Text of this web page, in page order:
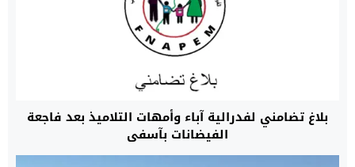
بلاغ تضامني لفدرالية آباء وأمهات التلاميذ بعد فاجعة
الفيضانات بآسفي